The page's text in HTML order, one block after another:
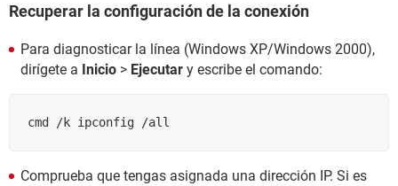
Recuperar la configuración de la conexión
Para diagnosticar la línea (Windows XP/Windows 2000),
dirígete a Inicio > Ejecutar y escribe el comando:
cmd /k ipconfig /all
Comprueba que tengas asignada una dirección IP. Si es